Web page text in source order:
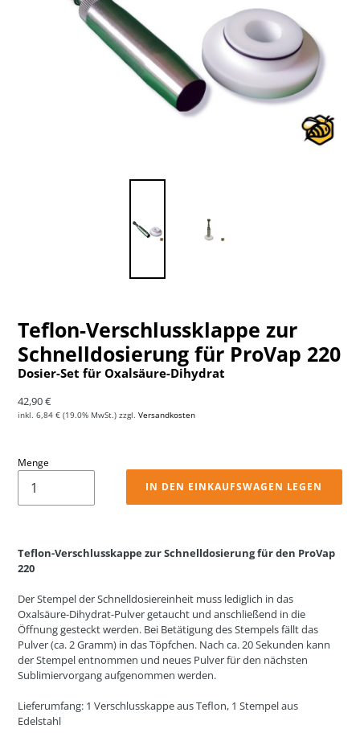
Teflon-Verschlussklappe zur
Schnelldosierung für ProVap 220
Dosier-Set für Oxalsäure-Dihydrat
Normaler Preis
42,90 €
inkl. 6,84 € (19.0% MwSt.) zzgl. Versandkosten
Menge
IN DEN EINKAUFSWAGEN LEGEN
Teflon-Verschlusskappe zur Schnelldosierung für den ProVap
220
Der Stempel der Schnelldosiereinheit muss lediglich in das
Oxalsäure-Dihydrat-Pulver getaucht und anschließend in die
Öffnung gesteckt werden. Bei Betätigung des Stempels fällt das
Pulver (ca. 2 Gramm) in das Töpfchen. Nach ca. 20 Sekunden kann
der Stempel entnommen und neues Pulver für den nächsten
Sublimiervorgang aufgenommen werden.
Lieferumfang: 1 Verschlusskappe aus Teflon, 1 Stempel aus
Edelstahl